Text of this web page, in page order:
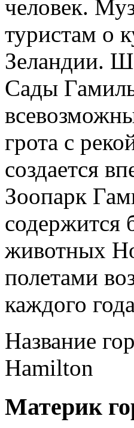
человек.
туристам о
Зеландии.
Сады
грота с
создается
Зоопарк
содержится
животных
полетами
каждого
Название
Hamilton
Материк